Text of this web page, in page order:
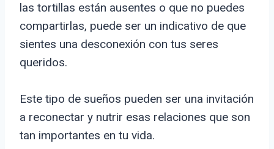
las tortillas están ausentes o que no puedes
compartirlas, puede ser un indicativo de que
sientes una desconexión con tus seres
queridos.
Este tipo de sueños pueden ser una invitación
a reconectar y nutrir esas relaciones que son
tan importantes en tu vida.